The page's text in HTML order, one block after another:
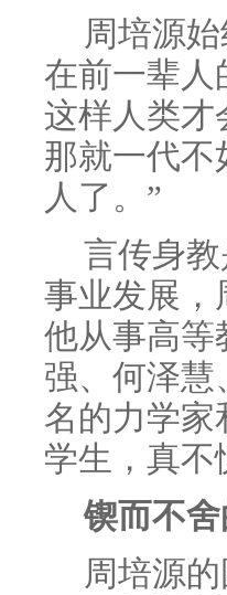
周培源
在前一辈人
这样人类才
那就一代不
人了。”
言传身
事业发展，
他从事高等
强、何泽慧
名的力学家
学生，真不
锲而不
周培源